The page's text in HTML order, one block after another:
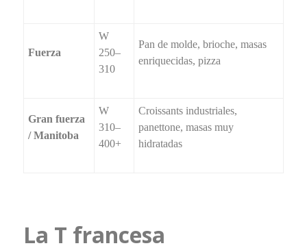
Fuerza
W
250–
310
Pan de molde, brioche, masas
enriquecidas, pizza
Gran fuerza
/ Manitoba
W
310–
400+
Croissants industriales,
panettone, masas muy
hidratadas
La T francesa